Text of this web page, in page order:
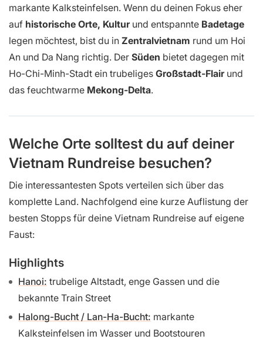
markante Kalksteinfelsen. Wenn du deinen Fokus eher
auf historische Orte, Kulturund entspannte Badetage
legen möchtest, bist du in Zentralvietnam rund um Hoi
An und Da Nang richtig. Der Süden bietet dagegen mit
Ho-Chi-Minh-Stadt ein trubeliges Großstadt-Flairund
das feuchtwarme Mekong-Delta.
Welche Orte solltest du auf deiner
Vietnam Rundreise besuchen?
Die interessantesten Spots verteilen sich über das
komplette Land. Nachfolgend eine kurze Auflistung der
besten Stopps für deine Vietnam Rundreise auf eigene
Faust:
Highlights
Hanoi: trubelige Altstadt, enge Gassen und die
bekannte Train Street
Halong-Bucht / Lan-Ha-Bucht: markante
Kalksteinfelsen im Wasser und Bootstouren